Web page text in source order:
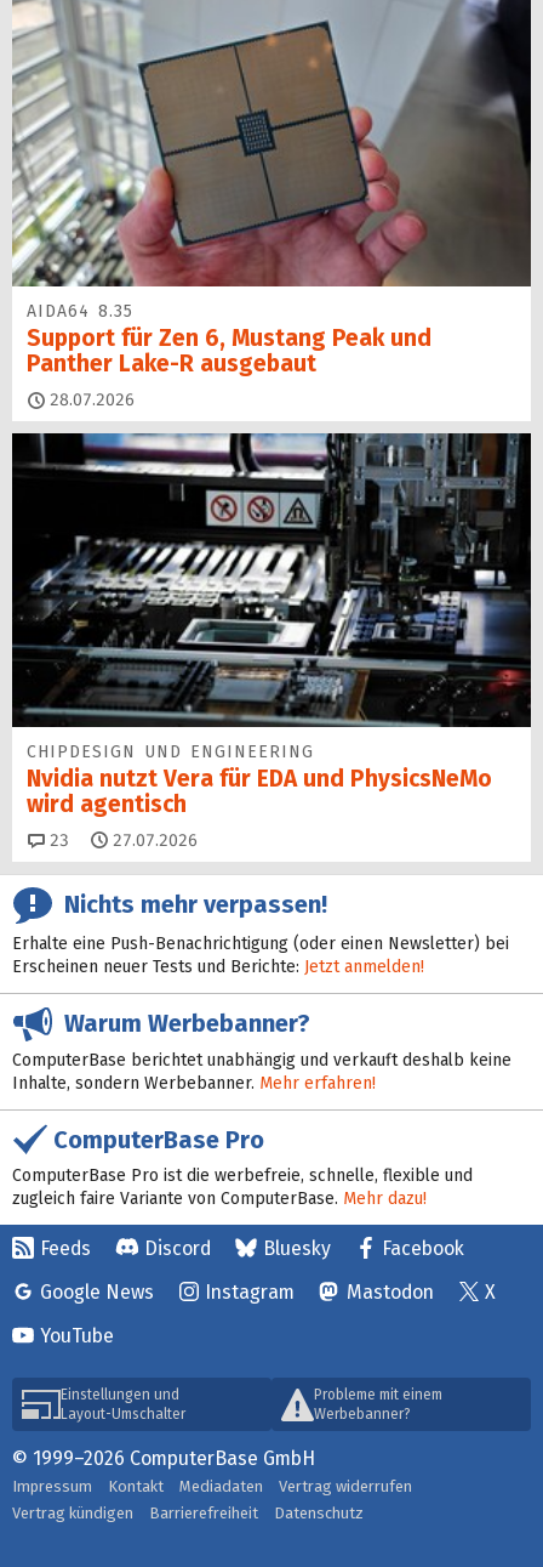
AIDA64 8.35
Support für Zen 6, Mustang Peak und
Panther Lake-R ausgebaut
28.07.2026
CHIPDESIGN UND ENGINEERING
Nvidia nutzt Vera für EDA und PhysicsNeMo
wird agentisch
23 Kommentare
27.07.2026
Nichts mehr verpassen!
Erhalte eine Push-Benachrichtigung (oder einen Newsletter) bei
Erscheinen neuer Tests und Berichte: Jetzt anmelden!
Warum Werbebanner?
ComputerBase berichtet unabhängig und verkauft deshalb keine
Inhalte, sondern Werbebanner. Mehr erfahren!
ComputerBase Pro
ComputerBase Pro ist die werbefreie, schnelle, flexible und
zugleich faire Variante von ComputerBase. Mehr dazu!
Feeds Discord Bluesky
Facebook
Google News
Instagram Mastodon
X
YouTube
Einstellungen und
Layout-Umschalter
Probleme mit einem
Werbebanner?
© 1999–2026 ComputerBase GmbH
Impressum Kontakt Mediadaten
Vertrag widerrufen
Vertrag kündigen
Barrierefreiheit Datenschutz